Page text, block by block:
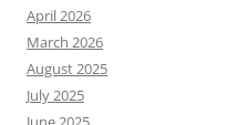
April 2026
March 2026
August 2025
July 2025